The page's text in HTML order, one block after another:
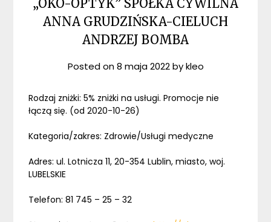
„OKO-OPTYK” SPÓŁKA CYWILNA
ANNA GRUDZIŃSKA-CIELUCH
ANDRZEJ BOMBA
Posted on8 maja 2022bykleo
Rodzaj zniżki: 5% zniżki na usługi. Promocje nie
łączą się. (od 2020-10-26)
Kategoria/zakres: Zdrowie/Usługi medyczne
Adres: ul. Lotnicza 11, 20-354 Lublin, miasto, woj.
LUBELSKIE
Telefon: 81 745 – 25 – 32